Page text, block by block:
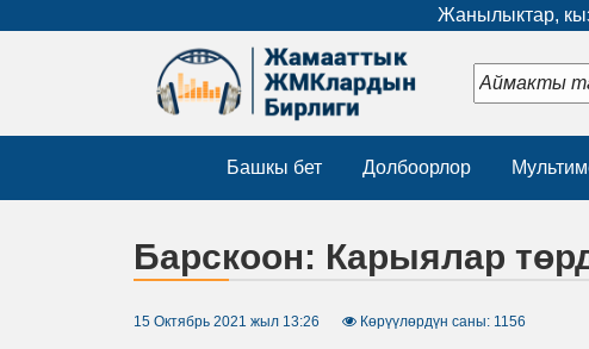
Жанылыктар,
Башкы бет Долбоорлор
Барскоон: Карыялар
15 Октябрь 2021 жыл 13:26 Көрүүлөрдүн саны: 1156